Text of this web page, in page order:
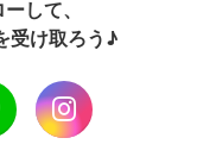
して、
受け取ろう♪